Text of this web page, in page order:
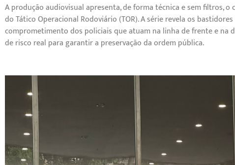
A produção audiovisual apresenta, de forma técnica e sem filtros,
do Tático Operacional Rodoviário (TOR). A série revela os
comprometimento dos policiais que atuam na linha de frente e na
de risco real para garantir a preservação da ordem pública.